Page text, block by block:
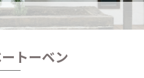
トーベン